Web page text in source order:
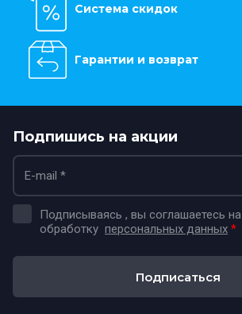
Система скидок
Гарантии и возврат
Подпишись на акции
Подписываясь , вы соглашаетесь на
обработку персональных данных *
Подписаться